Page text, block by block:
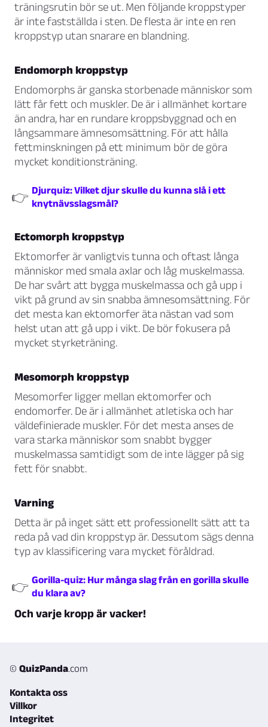
träningsrutin bör se ut. Men följande kroppstyper
är inte fastställda i sten. De flesta är inte en ren
kroppstyp utan snarare en blandning.
Endomorph kroppstyp
Endomorphs är ganska storbenade människor som
lätt får fett och muskler. De är i allmänhet kortare
än andra, har en rundare kroppsbyggnad och en
långsammare ämnesomsättning. För att hålla
fettminskningen på ett minimum bör de göra
mycket konditionsträning.
👉 Djurquiz: Vilket djur skulle du kunna slå i ett
knytnävsslagsmål?
Ectomorph kroppstyp
Ektomorfer är vanligtvis tunna och oftast långa
människor med smala axlar och låg muskelmassa.
De har svårt att bygga muskelmassa och gå upp i
vikt på grund av sin snabba ämnesomsättning. För
det mesta kan ektomorfer äta nästan vad som
helst utan att gå upp i vikt. De bör fokusera på
mycket styrketräning.
Mesomorph kroppstyp
Mesomorfer ligger mellan ektomorfer och
endomorfer. De är i allmänhet atletiska och har
väldefinierade muskler. För det mesta anses de
vara starka människor som snabbt bygger
muskelmassa samtidigt som de inte lägger på sig
fett för snabbt.
Varning
Detta är på inget sätt ett professionellt sätt att ta
reda på vad din kroppstyp är. Dessutom sägs denna
typ av klassificering vara mycket föråldrad.
👉 Gorilla-quiz: Hur många slag från en gorilla skulle
du klara av?
Och varje kropp är vacker!
© QuizPanda.com
Kontakta oss
Villkor
Integritet